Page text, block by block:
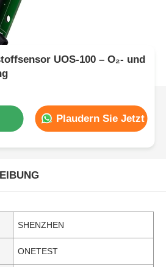
UOS-100 – O₂- und
Plaudern Sie Jetzt
SHENZHEN
ONETEST